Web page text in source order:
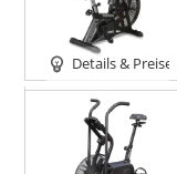
Details & Preise